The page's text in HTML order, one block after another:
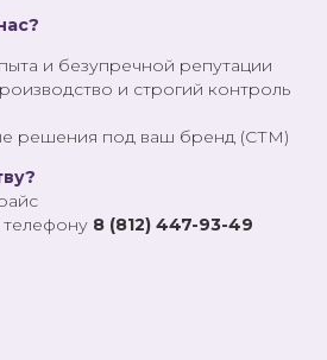
и безупречной репутации
и строгий контроль
решения под ваш бренд (СТМ)
телефону 8 (812) 447-93-49